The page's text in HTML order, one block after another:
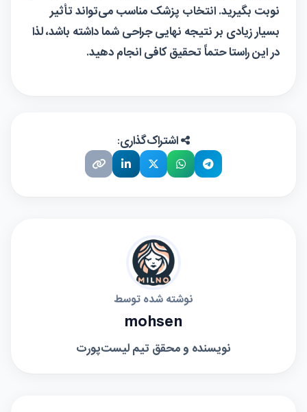
نوبت بگیرید. انتخاب پزشک مناسب می‌تواند تأثیر
بسیار زیادی بر نتیجه نهایی جراحی شما داشته باشد، لذا
در این راستا حتماً تحقیق کافی انجام دهید.
اشتراک‌گذاری:
نوشته شده توسط
mohsen
نویسنده و محقق تیم لیست‌پورت